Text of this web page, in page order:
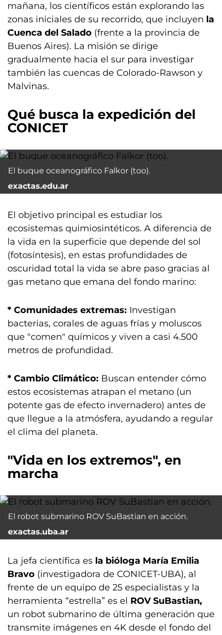
mañana, los científicos están explorando las
zonas iniciales de su recorrido, que incluyen la
Cuenca del Salado (frente a la provincia de
Buenos Aires). La misión se dirige
gradualmente hacia el sur para investigar
también las cuencas de Colorado-Rawson y
Malvinas.
Qué busca la expedición del
CONICET
El buque oceanográfico Falkor (too).
exactas.edu.ar
El objetivo principal es estudiar los
ecosistemas quimiosintéticos. A diferencia de
la vida en la superficie que depende del sol
(fotosíntesis), en estas profundidades de
oscuridad total la vida se abre paso gracias al
gas metano que emana del fondo marino:
* Comunidades extremas: Investigan
bacterias, corales de aguas frías y moluscos
que "comen" químicos y viven a casi 4.500
metros de profundidad.
* Cambio Climático: Buscan entender cómo
estos ecosistemas atrapan el metano (un
potente gas de efecto invernadero) antes de
que llegue a la atmósfera, ayudando a regular
el clima del planeta.
"Vida en los extremos", en
marcha
El robot submarino ROV SuBastian en acción.
exactas.uba.ar
La jefa científica es la bióloga María Emilia
Bravo (investigadora de CONICET-UBA), al
frente de un equipo de 25 especialistas y la
herramienta “estrella” es el ROV SuBastian,
un robot submarino de última generación que
transmite imágenes en 4K desde el fondo del